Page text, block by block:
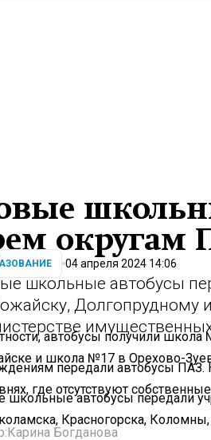
округам
04 апреля 2024 14:06
школьные автобусы
Долгопрудному
автобусы получили
и школа №17 в Орехово-
передали автобусы ПАЗ.
где отсутствуют
школьные автобусы передали
Красногорска,
Карина Богданова